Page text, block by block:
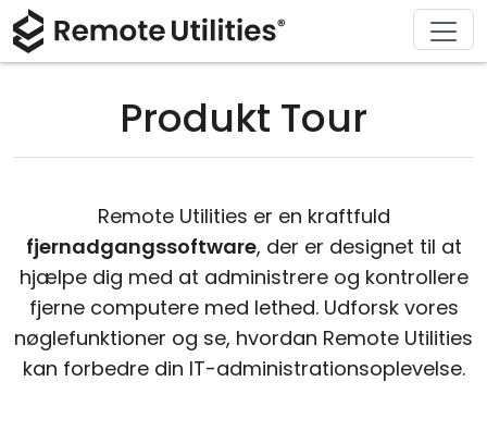
Produkt Tour
Remote Utilities er en kraftfuld
fjernadgangssoftware, der er designet til at
hjælpe dig med at administrere og kontrollere
fjerne computere med lethed. Udforsk vores
nøglefunktioner og se, hvordan Remote Utilities
kan forbedre din IT-administrationsoplevelse.
Produkt
Udgivelsesnoter
Forbindelsesmodes
Uden tilsyn
Løsninger
Produktion og Detailhandel
Uddannelse og Offentlig Sektor
Informationsteknologi
Download
iOS/Android
Køb
Licensassistent
Support
Dokumentation
Om
Presseværelse